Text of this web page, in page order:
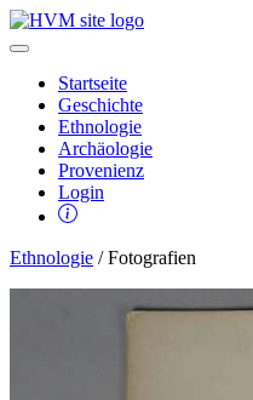
Startseite
Geschichte
Ethnologie
Archäologie
Provenienz
Login
Ethnologie / Fotografien